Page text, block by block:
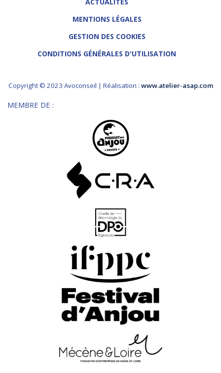
MENTIONS LÉGALES
GESTION DES COOKIES
CONDITIONS GÉNÉRALES D'UTILISATION
Copyright © 2023 Avoconseil | Réalisation : www.atelier-asap.com
MEMBRE DE :